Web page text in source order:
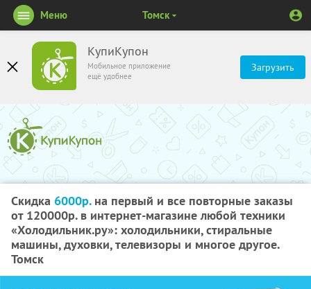
КупиКупон
Мобильное приложение
ещё удобнее
Загрузить
Меню Томск
Скидка 6000р.на первый и все повторные заказы
от 120000р. в интернет-магазине любой техники
«Холодильник.ру»: холодильники, стиральные
машины, духовки, телевизоры и многое другое.
Томск